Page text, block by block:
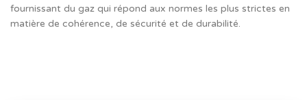
fournissant du gaz qui répond aux normes les plus strictes en
matière de cohérence, de sécurité et de durabilité.